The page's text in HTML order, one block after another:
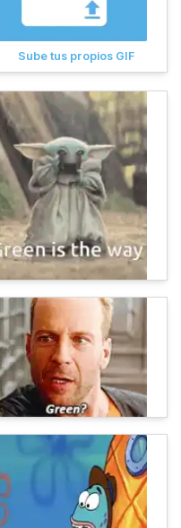
Sube tus propios GIF